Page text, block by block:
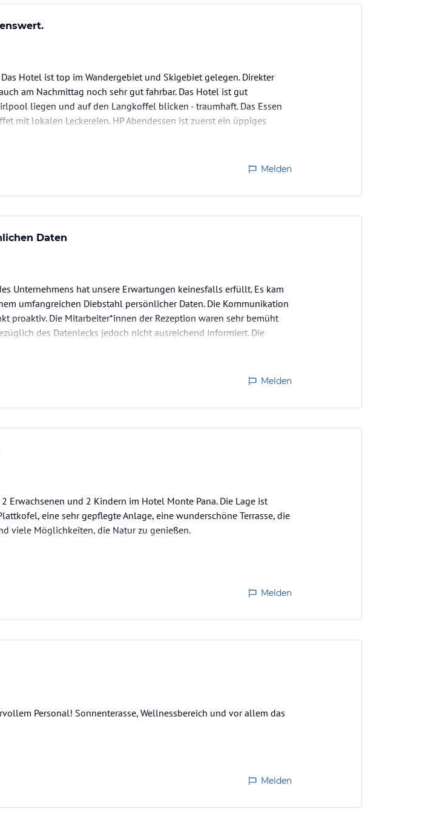
Hotel ist top im Wandergebiet und Skigebiet gelegen. Direkter
am Nachmittag noch sehr gut fahrbar. Das Hotel ist gut
liegen und auf den Langkoffel blicken - traumhaft. Das Essen
mit lokalen Leckereien. HP Abendessen ist zuerst ein üppiges
Melden
Daten
Unternehmens hat unsere Erwartungen keinesfalls erfüllt. Es kam
umfangreichen Diebstahl persönlicher Daten. Die Kommunikation
proaktiv. Die Mitarbeiter*innen der Rezeption waren sehr bemüht
des Datenlecks jedoch nicht ausreichend informiert. Die
Melden
Erwachsenen und 2 Kindern im Hotel Monte Pana. Die Lage ist
eine sehr gepflegte Anlage, eine wunderschöne Terrasse, die
viele Möglichkeiten, die Natur zu genießen.
sehr leckeres Abendessen und…
Melden
Personal! Sonnenterasse, Wellnessbereich und vor allem das
Melden